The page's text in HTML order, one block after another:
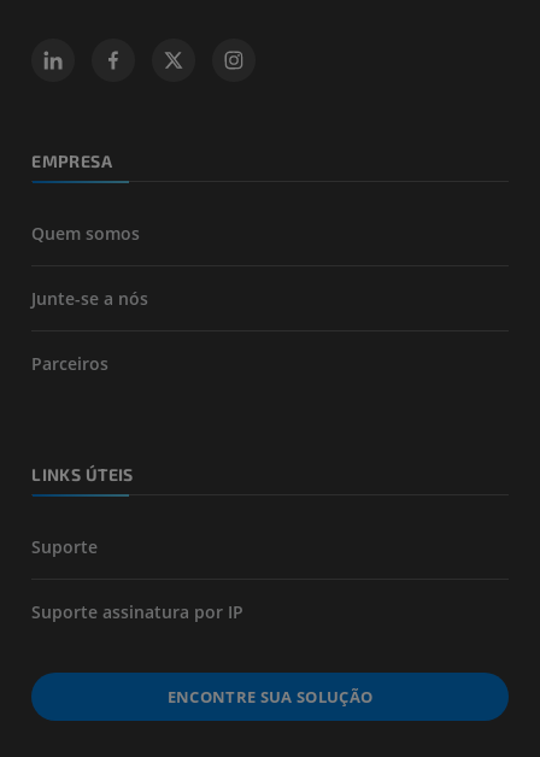
EMPRESA
Quem somos
Junte-se a nós
Parceiros
LINKS ÚTEIS
Suporte
Suporte assinatura por IP
ENCONTRE SUA SOLUÇÃO